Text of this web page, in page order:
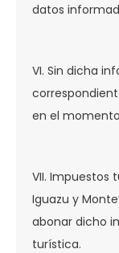
datos
VI. Sin dicha
en el
VII. Impuestos
Iguazu y
abonar dicho
turística.